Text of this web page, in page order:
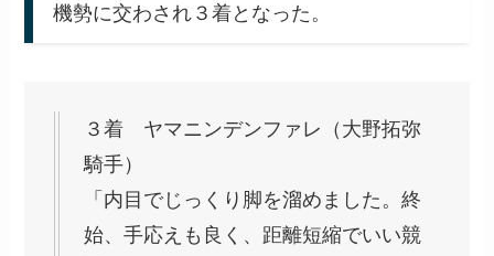
機勢に交わされ３着となった。
３着 ヤマニンデンファレ（大野拓弥
騎手）
「内目でじっくり脚を溜めました。終
始、手応えも良く、距離短縮でいい競